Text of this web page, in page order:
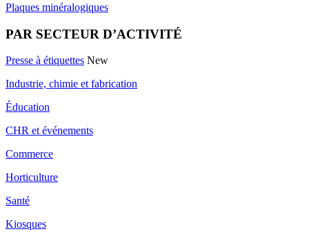
Plaques minéralogiques
PAR SECTEUR D’ACTIVITÉ
Presse à étiquettes New
Industrie, chimie et fabrication
Éducation
CHR et événements
Commerce
Horticulture
Santé
Kiosques